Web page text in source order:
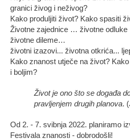
granici živog i neživog?
Kako produljiti život? Kako spasiti
Životne zajednice … životne
životne dileme…
životni izazovi... životna otkrića...
Kako znanost utječe na život?
i boljim?
Život je ono što se događa
pravljenjem drugih planova.
Od 2. - 7. svibnja 2022. planiramo
Festivala znanosti - dobrodošli!